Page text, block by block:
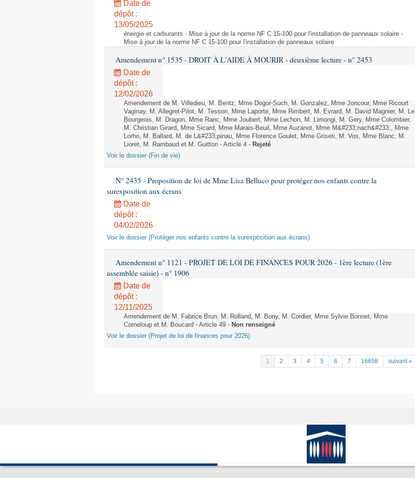
Date de
dépôt :
13/05/2025
énergie et carburants - Mise à jour de la norme NF C 15-100 pour l'installation de panneaux solaire -
Mise à jour de la norme NF C 15-100 pour l'installation de panneaux solaire
Amendement n° 1535 - DROIT À L'AIDE À MOURIR - deuxième lecture - n° 2453
Date de
dépôt :
12/02/2026
Amendement de M. Villedieu, M. Bentz, Mme Dogor-Such, M. Gonzalez, Mme Joncour, Mme Ricourt
Vaginay, M. Allegret-Pilot, M. Tesson, Mme Laporte, Mme Rimbert, M. Evrard, M. David Magnier, M. Le
Bourgeois, M. Dragon, Mme Ranc, Mme Joubert, Mme Lechon, M. Limongi, M. Gery, Mme Colombier,
M. Christian Girard, Mme Sicard, Mme Marais-Beuil, Mme Auzanot, Mme M&#233;nach&#233;, Mme
Lorho, M. Ballard, M. de L&#233;pinau, Mme Florence Goulet, Mme Griseti, M. Vos, Mme Blanc, M.
Lioret, M. Rambaud et M. Guitton - Article 4 - Rejeté
Voir le dossier (Fin de vie)
N° 2435 - Proposition de loi de Mme Lisa Belluco pour protéger nos enfants contre la
surexposition aux écrans
Date de
dépôt :
04/02/2026
Voir le dossier (Protéger nos enfants contre la surexposition aux écrans)
Amendement n° 1121 - PROJET DE LOI DE FINANCES POUR 2026 - 1ère lecture (1ère
assemblée saisie) - n° 1906
Date de
dépôt :
12/11/2025
Amendement de M. Fabrice Brun, M. Rolland, M. Bony, M. Cordier, Mme Sylvie Bonnet, Mme
Corneloup et M. Boucard - Article 49 - Non renseigné
Voir le dossier (Projet de loi de finances pour 2026)
1 2 3 4 5 6 7 16658 suivant »